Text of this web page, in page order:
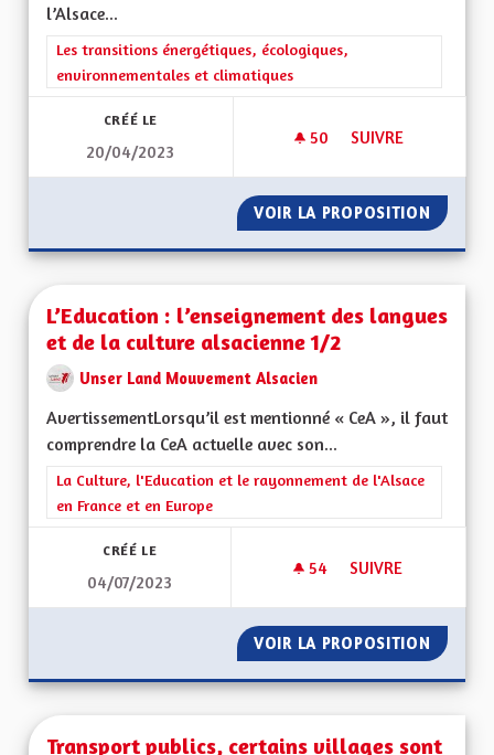
l’Alsace...
Filtrer les résultats de la catégorie : Les transitions
Les transitions énergétiques, écologiques,
environnementales et climatiques
CRÉÉ LE
20/04/2023
50 50 ABONNÉS
SUIVRE
VOIR LA PROPOSITION UNE
L’Education : l’enseignement des langues
et de la culture alsacienne 1/2
Unser Land Mouvement Alsacien
AvertissementLorsqu’il est mentionné « CeA », il faut
comprendre la CeA actuelle avec son...
Filtrer les résultats de la catégorie : La Culture, l'Education et
La Culture, l'Education et le rayonnement de l'Alsace
en France et en Europe
CRÉÉ LE
04/07/2023
54 54 ABONNÉS
SUIVRE
VOIR LA PROPOSITION
Transport publics, certains villages sont